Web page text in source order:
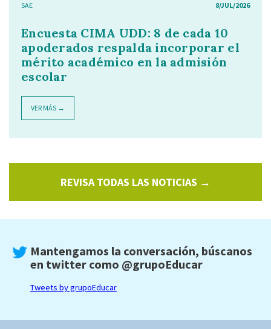
SAE 8/JUL/2026
Encuesta CIMA UDD: 8 de cada 10
apoderados respalda incorporar el
mérito académico en la admisión
escolar
VER MÁS →
REVISA TODAS LAS NOTICIAS →
Mantengamos la conversación, búscanos
en twitter como @grupoEducar
Tweets by grupoEducar